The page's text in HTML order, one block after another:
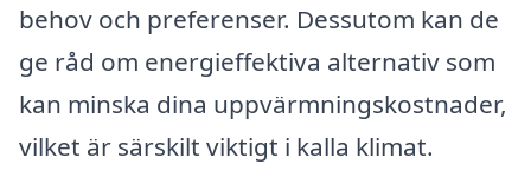
behov och preferenser. Dessutom kan de
ge råd om energieffektiva alternativ som
kan minska dina uppvärmningskostnader,
vilket är särskilt viktigt i kalla klimat.